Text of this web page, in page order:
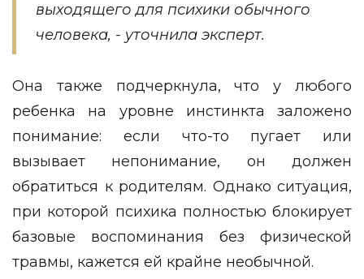
выходящего для психики обычного
человека, - уточнила эксперт.
Она также подчеркнула, что у любого
ребенка на уровне инстинкта заложено
понимание: если что-то пугает или
вызывает непонимание, он должен
обратиться к родителям. Однако ситуация,
при которой психика полностью блокирует
базовые воспоминания без физической
травмы, кажется ей крайне необычной.